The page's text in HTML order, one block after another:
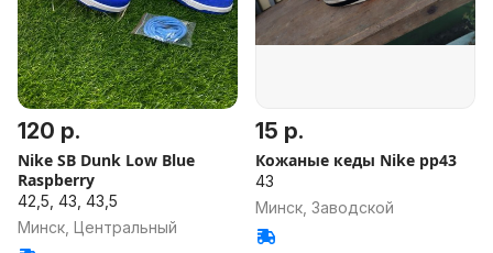
120 р.
Nike SB Dunk Low Blue
Raspberry
42,5, 43, 43,5
Минск, Центральный
15 р.
Кожаные кеды Nike рр43
43
Минск, Заводской